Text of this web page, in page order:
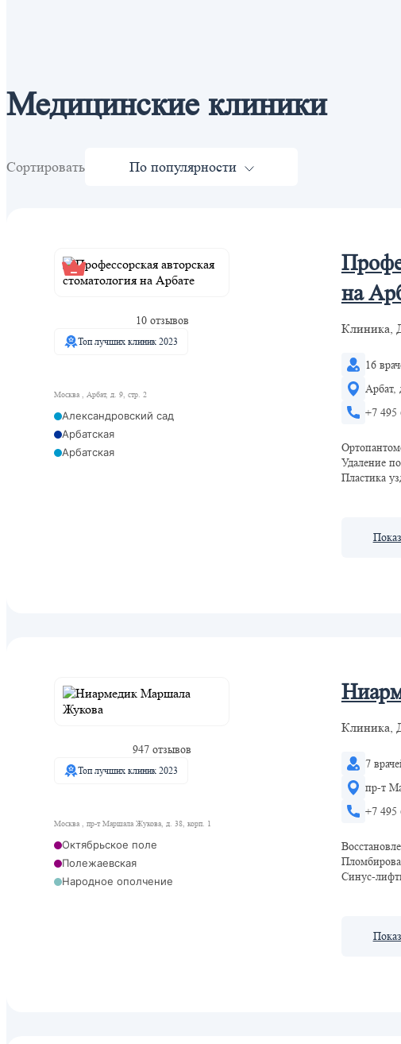
Медицинские клиники
Сортировать По популярности
10 отзывов
Топ лучших клиник 2023
Москва , Арбат, д. 9, стр. 2
Александровский сад
Арбатская
Арбатская
на
Клиника,
16
Арбат,
+7 495
Удаление
Пластика
947 отзывов
Топ лучших клиник 2023
Москва , пр-т Маршала Жукова, д. 38, корп. 1
Октябрьское поле
Полежаевская
Народное ополчение
Клиника,
7
пр-т
+7 495
Синус-